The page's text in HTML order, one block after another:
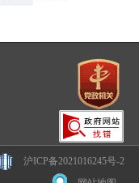
沪ICP备2021016245号-2